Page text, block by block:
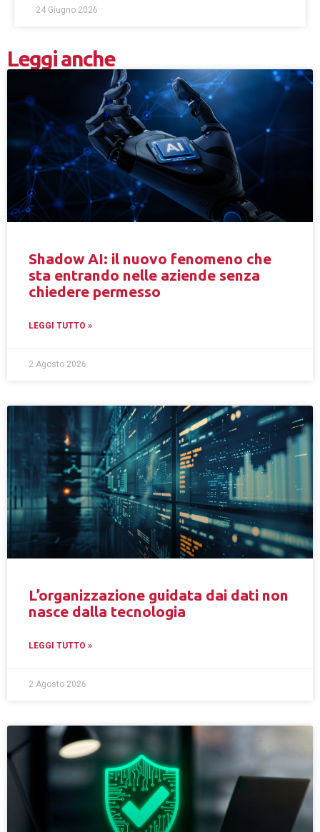
24 Giugno 2026
Leggi anche
Shadow AI: il nuovo fenomeno che
sta entrando nelle aziende senza
chiedere permesso
LEGGI TUTTO »
2 Agosto 2026
L’organizzazione guidata dai dati non
nasce dalla tecnologia
LEGGI TUTTO »
2 Agosto 2026